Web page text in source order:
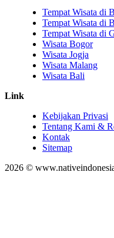
Tempat Wisata di
Tempat Wisata di
Tempat Wisata di
Wisata Bogor
Wisata Jogja
Wisata Malang
Wisata Bali
Link
Kebijakan Privasi
Tentang Kami &
Kontak
Sitemap
2026 ©